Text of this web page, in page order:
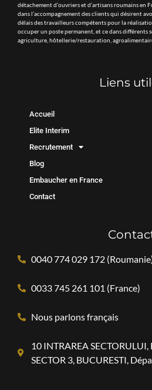
détachement d’ouvriers et d’artisans roumains en
dans l’accompagnement des clients qui désirent
délais des travailleurs compétents pour la
occuper un poste permanent, et ce dans différents
agriculture, hôtellerie/restauration,
Liens
Accueil
Elite Interim
Recrutement
Blog
Embaucher en France
Contact
0040 774 029 172
0033 745 261 101 (France)
Nous parlons français
10 INTRAREA SECTORULUI,
SECTOR 3, BUCURESTI,